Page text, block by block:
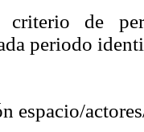
criterio de
periodo
espacio/